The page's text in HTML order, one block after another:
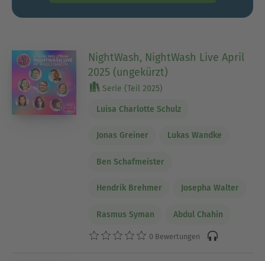
NightWash, NightWash Live April
2025 (ungekürzt)
Serie (Teil 2025)
Luisa Charlotte Schulz
Jonas Greiner Lukas Wandke
Ben Schafmeister
Hendrik Brehmer Josepha Walter
Rasmus Syman Abdul Chahin
0 Bewertungen